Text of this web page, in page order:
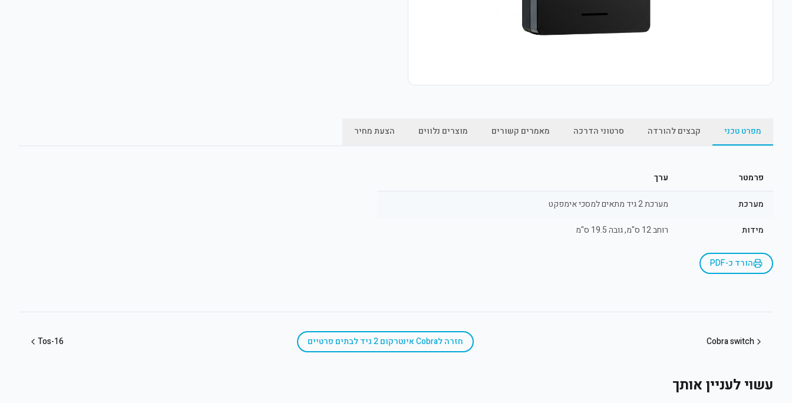
מפרט טכני קבצים להורדה סרטוני הדרכה מאמרים קשורים מוצרים נלווים הצעת מחיר
פרמטר ערך
מערכת מערכת 2 גיד מתאים למסכי אימפקט
מידות רוחב 12 ס"מ, גובה 19.5 ס"מ
הורד כ-PDF
Cobra switch חזרה לCobra אינטרקום 2 גיד לבתים פרטיים Tos-16
עשוי לעניין אותך